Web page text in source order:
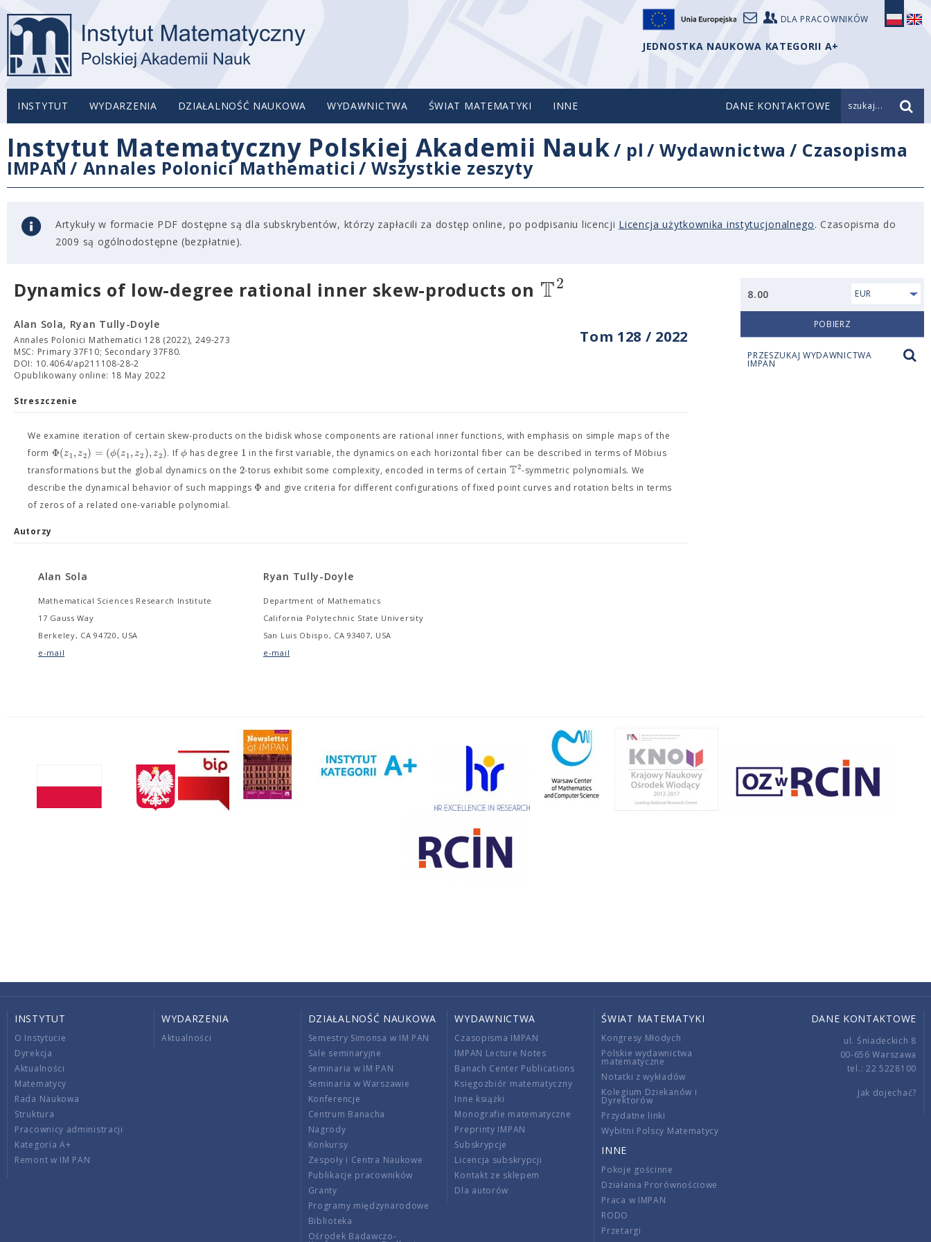
DLA PRACOWNIKÓW
JEDNOSTKA NAUKOWA KATEGORII A+
INSTYTUT WYDARZENIA DZIAŁALNOŚĆ NAUKOWA WYDAWNICTWA ŚWIAT MATEMATYKI INNE DANE KONTAKTOWE szukaj...
Instytut Matematyczny Polskiej Akademii Nauk/ pl /Wydawnictwa / Czasopisma
IMPAN / Annales Polonici Mathematici /Wszystkie zeszyty
Artykuły w formacie PDF dostępne są dla subskrybentów, którzy zapłacili za dostęp online, po podpisaniu licencji Licencja użytkownika instytucjonalnego. Czasopisma do
2009 są ogólnodostępne (bezpłatnie).
Dynamics of low-degree rational inner skew-products on T2
Tom 128 / 2022
Alan Sola, Ryan Tully-Doyle
Annales Polonici Mathematici 128 (2022), 249-273
MSC: Primary 37F10; Secondary 37F80.
DOI: 10.4064/ap211108-28-2
Opublikowany online: 18 May 2022
Streszczenie
We examine iteration of certain skew-products on the bidisk whose components are rational inner functions, with emphasis on simple maps of the
form Φ(z1,z2) = (ϕ(z1,z2),z2). If ϕhas degree 1 in the first variable, the dynamics on each horizontal fiber can be described in terms of Möbius
transformations but the global dynamics on the 2-torus exhibit some complexity, encoded in terms of certain T2-symmetric polynomials. We
describe the dynamical behavior of such mappings Φ and give criteria for different configurations of fixed point curves and rotation belts in terms
of zeros of a related one-variable polynomial.
Autorzy
Alan Sola
Mathematical Sciences Research Institute
17 Gauss Way
Berkeley, CA 94720, USA
e-mail
Ryan Tully-Doyle
Department of Mathematics
California Polytechnic State University
San Luis Obispo, CA 93407, USA
e-mail
8.00 EUR
POBIERZ
PRZESZUKAJ WYDAWNICTWA
IMPAN
INSTYTUT
O Instytucie
Dyrekcja
Aktualności
Matematycy
Rada Naukowa
Struktura
Pracownicy administracji
Kategoria A+
Remont w IM PAN
WYDARZENIA
Aktualności
DZIAŁALNOŚĆ NAUKOWA
Semestry Simonsa w IM PAN
Sale seminaryjne
Seminaria w IM PAN
Seminaria w Warszawie
Konferencje
Centrum Banacha
Nagrody
Konkursy
Zespoły i Centra Naukowe
Publikacje pracowników
Granty
Programy międzynarodowe
Biblioteka
Ośrodek Badawczo-
WYDAWNICTWA
Czasopisma IMPAN
IMPAN Lecture Notes
Banach Center Publications
Księgozbiór matematyczny
Inne książki
Monografie matematyczne
Preprinty IMPAN
Subskrypcje
Licencja subskrypcji
Kontakt ze sklepem
Dla autorów
ŚWIAT MATEMATYKI
Kongresy Młodych
Polskie wydawnictwa
matematyczne
Notatki z wykładów
Kolegium Dziekanów i
Dyrektorów
Przydatne linki
Wybitni Polscy Matematycy
INNE
Pokoje gościnne
Działania Prorównościowe
Praca w IMPAN
RODO
Przetargi
DANE KONTAKTOWE
ul. Śniadeckich 8
00-656 Warszawa
tel.: 22 5228100
Jak dojechać?